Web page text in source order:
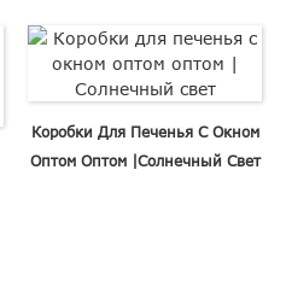
Коробки Для Печенья С Окном
Оптом Оптом |Солнечный Свет